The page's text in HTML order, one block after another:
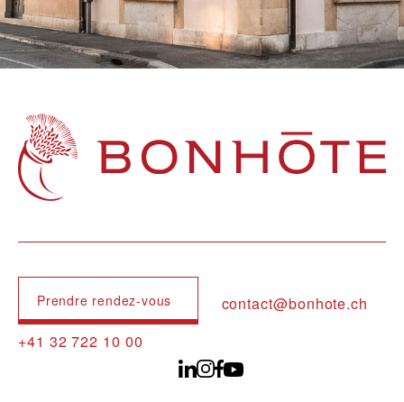
Navigation principale
Prendre rendez-vous
contact@bonhote.ch
+41 32 722 10 00